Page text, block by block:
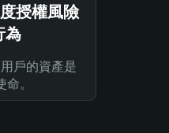
授權風險
為
戶的資產是
。